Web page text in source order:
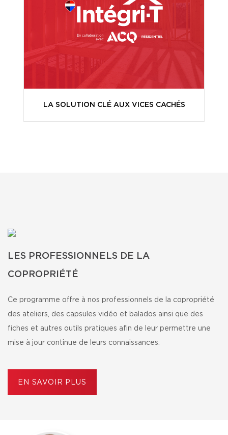
LA SOLUTION CLÉ AUX VICES CACHÉS
LES PROFESSIONNELS DE LA
COPROPRIÉTÉ
Ce programme offre à nos professionnels de la copropriété
des ateliers, des capsules vidéo et balados ainsi que des
fiches et autres outils pratiques afin de leur permettre une
mise à jour continue de leurs connaissances.
EN SAVOIR PLUS